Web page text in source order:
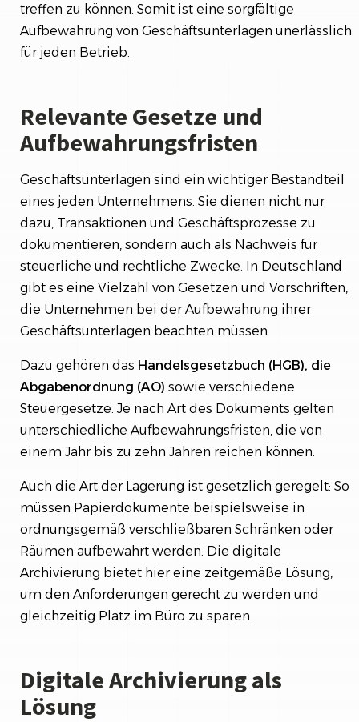
treffen zu können. Somit ist eine sorgfältige
Aufbewahrung von Geschäftsunterlagen unerlässlich
für jeden Betrieb.
Relevante Gesetze und
Aufbewahrungsfristen
Geschäftsunterlagen sind ein wichtiger Bestandteil
eines jeden Unternehmens. Sie dienen nicht nur
dazu, Transaktionen und Geschäftsprozesse zu
dokumentieren, sondern auch als Nachweis für
steuerliche und rechtliche Zwecke. In Deutschland
gibt es eine Vielzahl von Gesetzen und Vorschriften,
die Unternehmen bei der Aufbewahrung ihrer
Geschäftsunterlagen beachten müssen.
Dazu gehören das Handelsgesetzbuch (HGB), die
Abgabenordnung (AO) sowie verschiedene
Steuergesetze. Je nach Art des Dokuments gelten
unterschiedliche Aufbewahrungsfristen, die von
einem Jahr bis zu zehn Jahren reichen können.
Auch die Art der Lagerung ist gesetzlich geregelt: So
müssen Papierdokumente beispielsweise in
ordnungsgemäß verschließbaren Schränken oder
Räumen aufbewahrt werden. Die digitale
Archivierung bietet hier eine zeitgemäße Lösung,
um den Anforderungen gerecht zu werden und
gleichzeitig Platz im Büro zu sparen.
Digitale Archivierung als
Lösung